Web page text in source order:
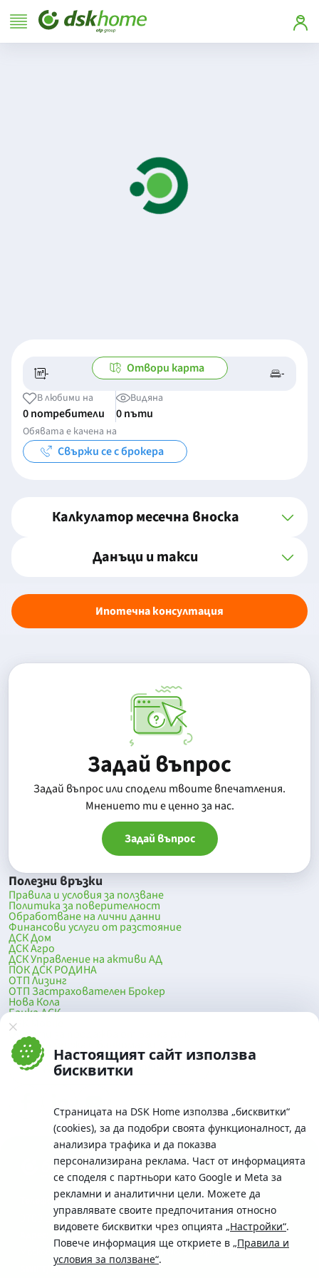
Настоящият сайт използва
бисквитки
Страницата на DSK Home използва „бисквитки“
(cookies), за да подобри своята функционалност, да
анализира трафика и да показва
персонализирана реклама. Част от информацията
се споделя с партньори като Google и Meta за
рекламни и аналитични цели. Можете да
управлявате своите предпочитания относно
видовете бисквитки чрез опцията „Настройки“.
Повече информация ще откриете в „Правила и
условия за ползване“.
- -/- -
Отвори карта
В любими на
0 потребители
Видяна
0 пъти
Обявата е качена на
Свържи се с брокера
Калкулатор месечна вноска
Данъци и такси
Ипотечна консултация
Задай въпрос
Задай въпрос или сподели твоите впечатления.
Mнението ти е ценно за нас.
Задай въпрос
Полезни връзки
Правила и условия за ползване
Политика за поверителност
Обработване на лични данни
Финансови услуги от разстояние
ДСК Дом
ДСК Агро
ДСК Управление на активи АД
ПОК ДСК РОДИНА
ОТП Лизинг
ОТП Застрахователен Брокер
Нова Кола
Банка ДСК
DSK Mobile
Оферти за продажба от Банка ДСК
Клонова мрежа и банкомати
До началото на страницата
Телефон:
0700 10 375 / *2375
Московска No.19 / ул. Г. Бенковски No. 5, София 1036
SWIFT/BIC: